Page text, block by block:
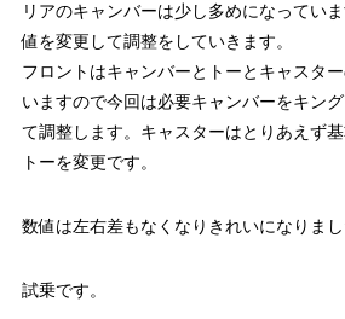
リアのキャンバーは少し多めになってい
値を変更して調整をしていきます。
フロントはキャンバーとトーとキャスタ
いますので今回は必要キャンバーをキン
て調整します。キャスターはとりあえず
トーを変更です。
数値は左右差もなくなりきれいになりまし
試乗です。